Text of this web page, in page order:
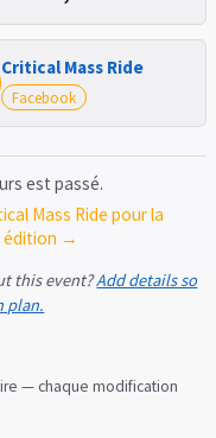
Critical Mass Ride
Facebook
est passé.
Mass Ride pour la
édition →
this event?Add details so
plan.
— chaque modification